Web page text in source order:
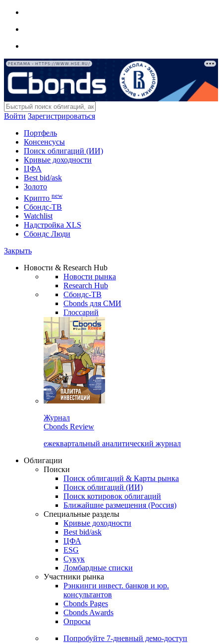
РЕКЛАМА • HTTPS://WWW.HSE.RU/
Войти Зарегистрироваться
Портфель
Консенсусы
Поиск облигаций (ИИ)
Кривые доходности
ЦФА
Best bid/ask
Золото
Крипто new
Сбондс-ТВ
Watchlist
Надстройка XLS
Сбондс Люди
Закрыть
Новости & Research Hub
Новости рынка
Research Hub
Сбондс-ТВ
Cbonds для СМИ
Глоссарий
Журнал
Cbonds Review
ежеквартальный аналитический журнал
Облигации
Поиски
Поиск облигаций & Карты рынка
Поиск облигаций (ИИ)
Поиск котировок облигаций
Ближайшие размещения (Россия)
Специальные разделы
Кривые доходности
Best bid/ask
ЦФА
ESG
Сукук
Ломбардные списки
Участники рынка
Рэнкинги инвест. банков и юр.
консультантов
Cbonds Pages
Cbonds Awards
Опросы
Попробуйте 7-дневный демо-доступ